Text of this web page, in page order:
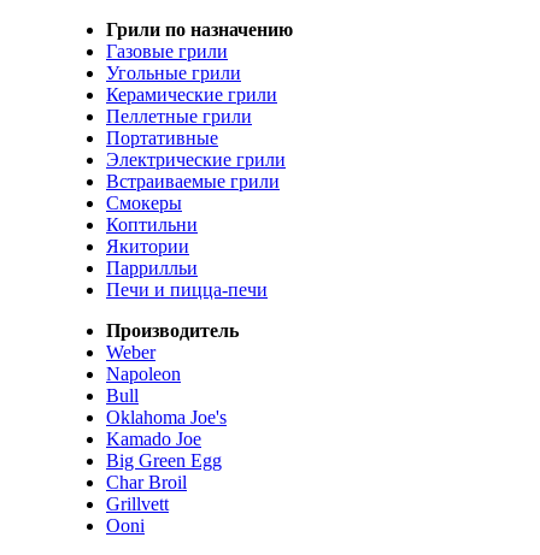
Грили по назначению
Газовые грили
Угольные грили
Керамические грили
Пеллетные грили
Портативные
Электрические грили
Встраиваемые грили
Смокеры
Коптильни
Якитории
Паррилльи
Печи и пицца-печи
Производитель
Weber
Napoleon
Bull
Oklahoma Joe's
Kamado Joe
Big Green Egg
Char Broil
Grillvett
Ooni